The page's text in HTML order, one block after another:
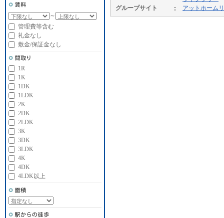
グループサイト
アットホーム
～
管理費等含む
礼金なし
敷金/保証金なし
1R
1K
1DK
1LDK
2K
2DK
2LDK
3K
3DK
3LDK
4K
4DK
4LDK以上